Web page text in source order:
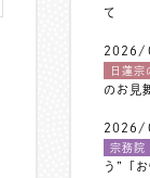
て
2026/
日蓮宗
のお見
2026/
宗務院
う”「